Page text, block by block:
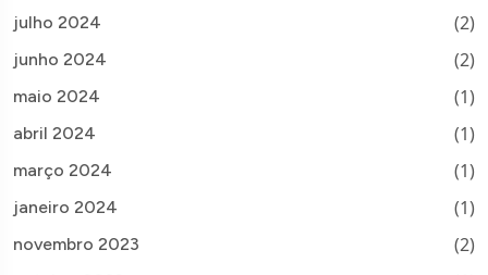
julho 2024 (2)
junho 2024 (2)
maio 2024 (1)
abril 2024 (1)
março 2024 (1)
janeiro 2024 (1)
novembro 2023 (2)